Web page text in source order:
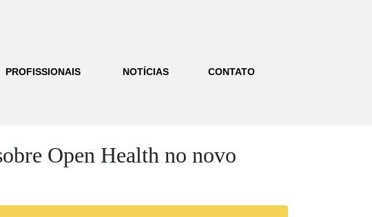
PROFISSIONAIS NOTÍCIAS CONTATO
Open Health no novo